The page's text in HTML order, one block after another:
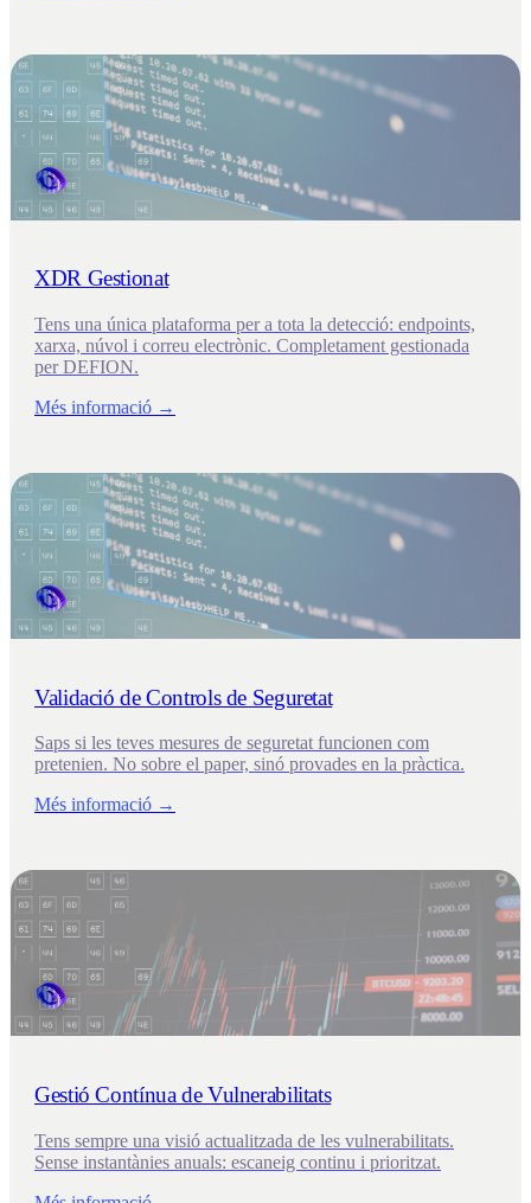
XDR Gestionat
Tens una única plataforma per a tota la detecció: endpoints,
xarxa, núvol i correu electrònic. Completament gestionada
per DEFION.
Més informació →
Validació de Controls de Seguretat
Saps si les teves mesures de seguretat funcionen com
pretenien. No sobre el paper, sinó provades en la pràctica.
Més informació →
Gestió Contínua de Vulnerabilitats
Tens sempre una visió actualitzada de les vulnerabilitats.
Sense instantànies anuals: escaneig continu i prioritzat.